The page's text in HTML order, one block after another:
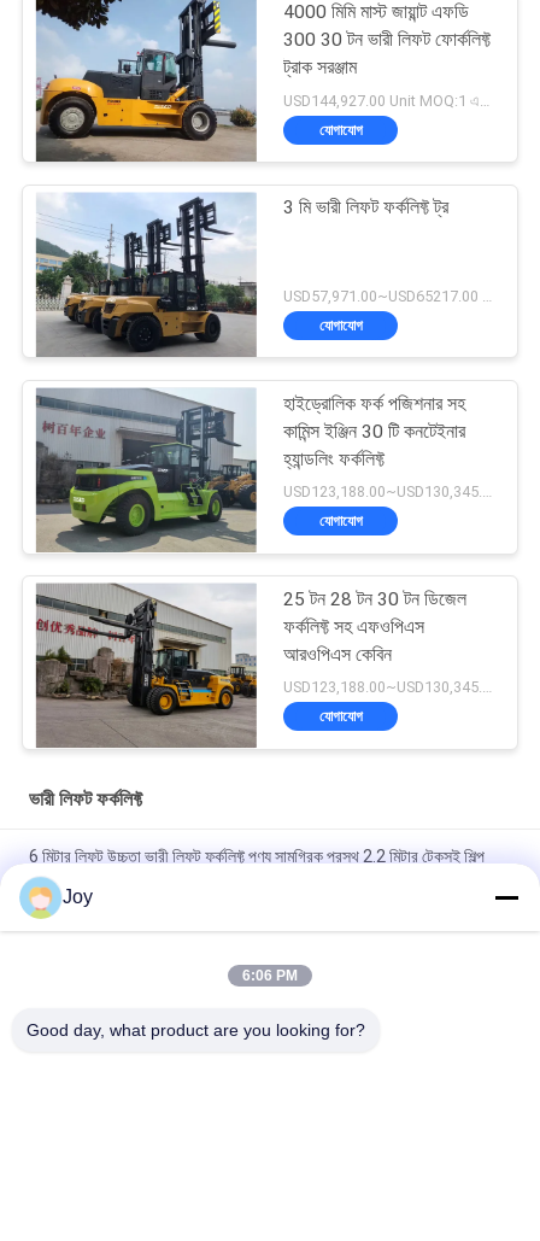
4000 মিমি মাস্ট জায়ান্ট এফডি
300 30 টন ভারী লিফট ফোর্কলিফ্ট
ট্রাক সরঞ্জাম
USD144,927.00 Unit MOQ:1 একক
যোগাযোগ
3 মি ভারী লিফট ফর্কলিফ্ট ট্র
USD57,971.00~USD65217.00 unit MOQ:1 একক
যোগাযোগ
হাইড্রোলিক ফর্ক পজিশনার সহ
কামিন্স ইঞ্জিন 30 টি কনটেইনার
হ্যান্ডলিং ফর্কলিফ্ট
USD123,188.00~USD130,345.00/ Unit MOQ:1 একক
যোগাযোগ
25 টন 28 টন 30 টন ডিজেল
ফর্কলিফ্ট সহ এফওপিএস
আরওপিএস কেবিন
USD123,188.00~USD130,345.00/ Unit MOQ:1 একক
যোগাযোগ
ভারী লিফট ফর্কলিফ্ট
6 মিটার লিফট উচ্চতা ভারী লিফট ফর্কলিফ্ট পণ্য সামগ্রিক প্রস্থ 2.2 মিটার টেকসই শিল্প
উপাদান হ্যান্ডলিং সরঞ্জাম
বক্স টাইপ ইনার আউটার মাস্ট কাউন্টারব্যালেন্স ফর্কলিফ্ট সামগ্রিক আকার
৭২০০x২৫৫০x৩৪৬০মিমি গুদামঘরের জন্য হেভি ডিউটি ​​লিফটিং ভেহিকেল
কাস্টমাইজড ই এম ভারী দায়িত্ব কাজ জন্য আদর্শ
Joy
6:06 PM
Good day, what product are you looking for?